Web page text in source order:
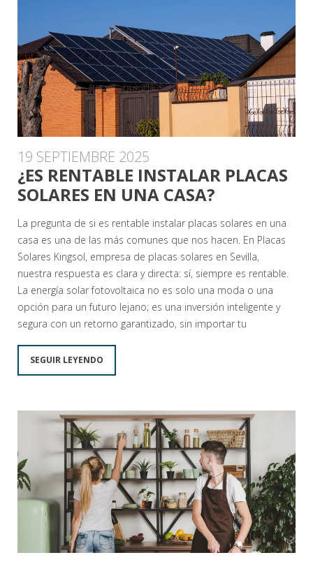
19 SEPTIEMBRE 2025
¿ES RENTABLE INSTALAR PLACAS
SOLARES EN UNA CASA?
La pregunta de si es rentable instalar placas solares en una
casa es una de las más comunes que nos hacen. En Placas
Solares Kingsol, empresa de placas solares en Sevilla,
nuestra respuesta es clara y directa: sí, siempre es rentable.
La energía solar fotovoltaica no es solo una moda o una
opción para un futuro lejano; es una inversión inteligente y
segura con un retorno garantizado, sin importar tu
SEGUIR LEYENDO